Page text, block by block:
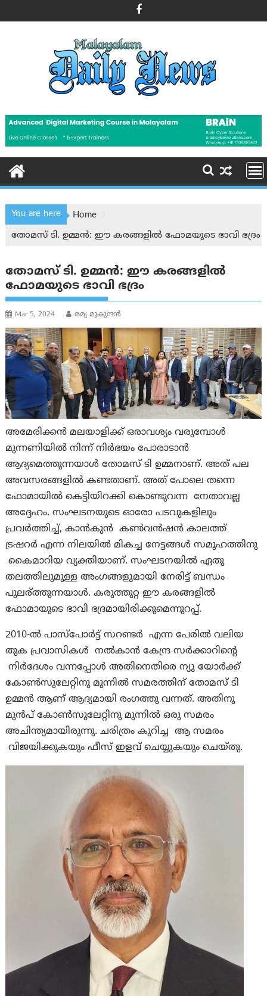
to
You are here
Home
തോമസ് ടി. ഉമ്മൻ: ഈ കരങ്ങളിൽ ഫോമയുടെ ഭാവി ഭദ്രം
തോമസ് ടി. ഉമ്മൻ: ഈ കരങ്ങളിൽ
ഫോമയുടെ ഭാവി ഭദ്രം
Mar 5, 2024 രമ്യ മുകുന്ദൻ
അമേരിക്കൻ മലയാളിക്ക് ഒരാവശ്യം വരുമ്പോൾ
മുന്നണിയിൽ നിന്ന് നിർഭയം പോരാടാൻ
ആദ്യമെത്തുന്നയാൾ തോമസ് ടി ഉമ്മനാണ്. അത് പല
അവസരങ്ങളിൽ കണ്ടതാണ്. അത് പോലെ തന്നെ
ഫോമായിൽ കെട്ടിയിറക്കി കൊണ്ടുവന്ന നേതാവല്ല
അദ്ദേഹം. സംഘടനയുടെ ഓരോ പടവുകളിലും
പ്രവർത്തിച്ച്, കാൻകുൻ കൺവൻഷൻ കാലത്ത്
ട്രഷറർ എന്ന നിലയിൽ മികച്ച നേട്ടങ്ങൾ സമൂഹത്തിനു
കൈമാറിയ വ്യക്തിയാണ്. സംഘടനയിൽ ഏതു
തലത്തിലുമുള്ള അംഗങ്ങളുമായി നേരിട്ട് ബന്ധം
പുലര്ത്തുന്നയാൾ. കരുത്തുറ്റ ഈ കരങ്ങളിൽ
ഫോമായുടെ ഭാവി ഭദ്രമായിരിക്കുമെന്നുറപ്പ്.
2010-ല്‍ പാസ്‌പോര്‍ട്ട്‌ സറണ്ടര്‍ എന്ന പേരിൽ വലിയ
തുക പ്രവാസികൾ നൽകാൻ കേന്ദ്ര സർക്കാറിന്റെ
നിർദേശം വന്നപ്പോൾ അതിനെതിരെ ന്യു യോർക്ക്
കോൺസുലേറ്റിനു മുന്നിൽ സമരത്തിന് തോമസ് ടി
ഉമ്മൻ ആണ് ആദ്യമായി രംഗത്തു വന്നത്. അതിനു
മുൻപ് കോൺസുലേറ്റിനു മുന്നിൽ ഒരു സമരം
അചിന്ത്യമായിരുന്നു. ചരിത്രം കുറിച്ച ആ സമരം
വിജയിക്കുകയും ഫീസ് ഇളവ് ചെയ്യുകയും ചെയ്തു.